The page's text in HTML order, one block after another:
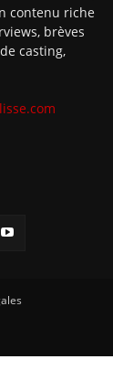
contenu riche
brèves
casting,